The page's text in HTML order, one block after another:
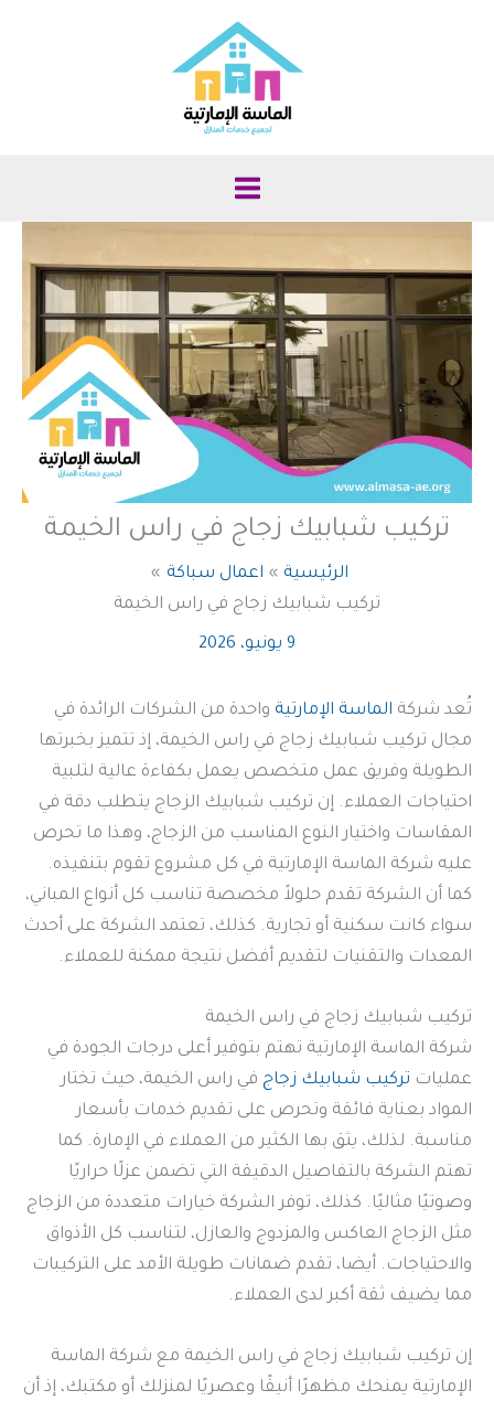
تركيب شبابيك زجاج في راس الخيمة
الرئيسية
اعمال سباكة
تركيب شبابيك زجاج في راس الخيمة
9 يونيو، 2026
تُعد شركة الماسة الإمارتية واحدة من الشركات الرائدة في
مجال تركيب شبابيك زجاج في راس الخيمة، إذ تتميز بخبرتها
الطويلة وفريق عمل متخصص يعمل بكفاءة عالية لتلبية
احتياجات العملاء. إن تركيب شبابيك الزجاج يتطلب دقة في
المقاسات واختيار النوع المناسب من الزجاج، وهذا ما تحرص
عليه شركة الماسة الإمارتية في كل مشروع تقوم بتنفيذه.
كما أن الشركة تقدم حلولاً مخصصة تناسب كل أنواع المباني،
سواء كانت سكنية أو تجارية. كذلك، تعتمد الشركة على أحدث
المعدات والتقنيات لتقديم أفضل نتيجة ممكنة للعملاء.
تركيب شبابيك زجاج في راس الخيمة
شركة الماسة الإمارتية تهتم بتوفير أعلى درجات الجودة في
عمليات تركيب شبابيك زجاج في راس الخيمة، حيث تختار
المواد بعناية فائقة وتحرص على تقديم خدمات بأسعار
مناسبة. لذلك، يثق بها الكثير من العملاء في الإمارة. كما
تهتم الشركة بالتفاصيل الدقيقة التي تضمن عزلًا حراريًا
وصوتيًا مثاليًا. كذلك، توفر الشركة خيارات متعددة من الزجاج
مثل الزجاج العاكس والمزدوج والعازل، لتناسب كل الأذواق
والاحتياجات. أيضا، تقدم ضمانات طويلة الأمد على التركيبات
مما يضيف ثقة أكبر لدى العملاء.
إن تركيب شبابيك زجاج في راس الخيمة مع شركة الماسة
الإمارتية يمنحك مظهرًا أنيقًا وعصريًا لمنزلك أو مكتبك، إذ أن